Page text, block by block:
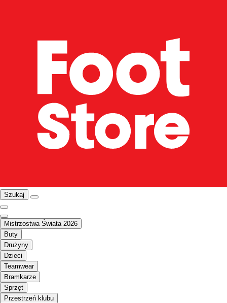
Szukaj
Mistrzostwa Świata 2026
Buty
Drużyny
Dzieci
Teamwear
Bramkarze
Sprzęt
Przestrzeń klubu